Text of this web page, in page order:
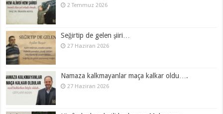
2 Temmuz 2026
Seğirtip de gelen şiiri…
27 Haziran 2026
Namaza kalkmayanlar maça kalkar oldu….
27 Haziran 2026